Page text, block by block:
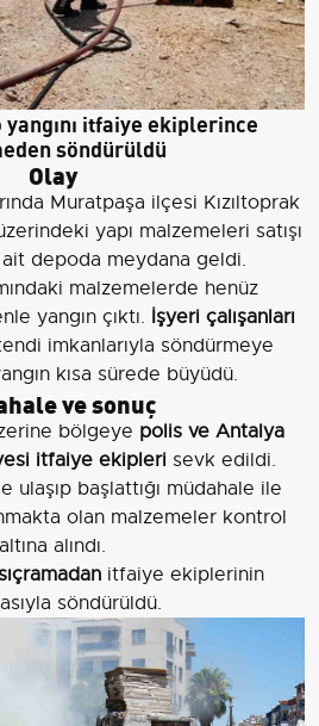
itfaiye ekiplerince
söndürüldü
Olay
Muratpaşa ilçesi Kızıltoprak
yapı malzemeleri satışı
depoda meydana geldi.
malzemelerde henüz
yangın çıktı. İşyeri çalışanları
imkanlarıyla söndürmeye
kısa sürede büyüdü.
ve sonuç
bölgeye polis ve Antalya
itfaiye ekipleri sevk edildi.
ulaşıp başlattığı müdahale ile
olan malzemeler kontrol
altına alındı.
itfaiye ekiplerinin
söndürüldü.